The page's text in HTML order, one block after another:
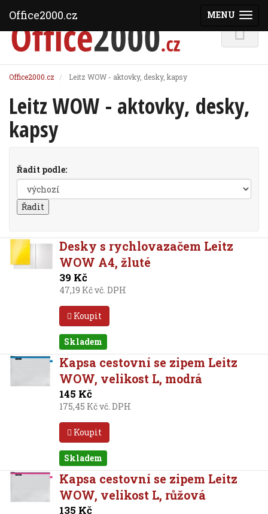
Office2000.cz Leitz WOW - aktovky, desky, kapsy
Leitz WOW - aktovky, desky,
kapsy
Řadit podle:
Desky s rychlovazačem Leitz
WOW A4, žluté
39 Kč
47,19 Kč vč. DPH
Koupit
Skladem
Kapsa cestovní se zipem Leitz
WOW, velikost L, modrá
145 Kč
175,45 Kč vč. DPH
Koupit
Skladem
Kapsa cestovní se zipem Leitz
WOW, velikost L, růžová
135 Kč
MENU
Office2000.cz